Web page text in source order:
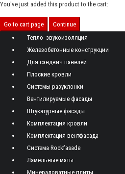
You've just added this product to the cart:
Go to cart page
Continue
Тепло- звукоизоляция
Железобетонные конструкции
Для сэндвич панелей
Плоские кровли
Системы разуклонки
Вентилируемые фасады
Штукатурные фасады
Комплектация кровли
Комплектация вентфасада
Система Rockfasade
Ламельные маты
Минераловатные плиты